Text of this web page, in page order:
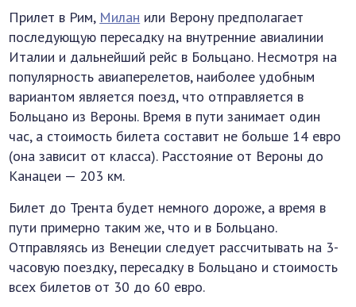
Прилет в Рим, Милан или Верону предполагает
последующую пересадку на внутренние авиалинии
Италии и дальнейший рейс в Больцано. Несмотря на
популярность авиаперелетов, наиболее удобным
вариантом является поезд, что отправляется в
Больцано из Вероны. Время в пути занимает один
час, а стоимость билета составит не больше 14 евро
(она зависит от класса). Расстояние от Вероны до
Канацеи — 203 км.
Билет до Трента будет немного дороже, а время в
пути примерно таким же, что и в Больцано.
Отправляясь из Венеции следует рассчитывать на 3-
часовую поездку, пересадку в Больцано и стоимость
всех билетов от 30 до 60 евро.